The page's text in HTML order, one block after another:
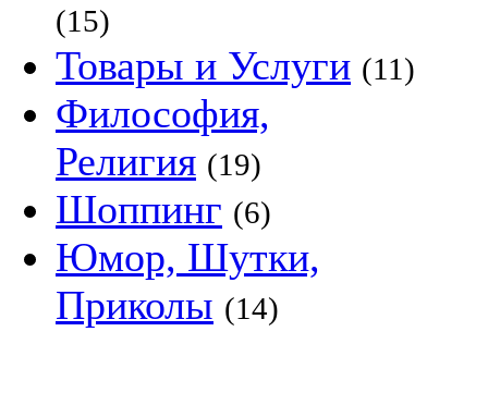
(15)
Товары и Услуги (11)
Философия,
Религия (19)
Шоппинг (6)
Юмор, Шутки,
Приколы (14)